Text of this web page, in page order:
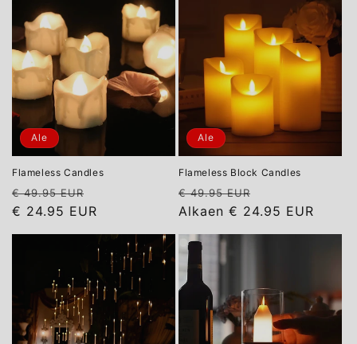
e
l
m
a
Ale
Flameless Candles
Normaalihinta
€ 49.95 EUR
€ 24.95 EUR
Ale
Flameless Block Candles
Normaalihinta
€ 49.95 EUR
Alkaen € 24.95 EUR